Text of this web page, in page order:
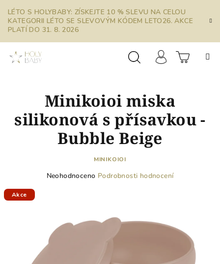
obsah
LÉTO S HOLYBABY: ZÍSKEJTE 10 % SLEVU NA CELOU
KATEGORII LÉTO SE SLEVOVÝM KÓDEM LETO26. AKCE
PLATÍ DO 31. 8. 2026
Minikoioi miska
silikonová s přísavkou -
Bubble Beige
MINIKOIOI
Průměrné
5
hvězdiček.
Neohodnoceno Podrobnosti hodnocení
Akce